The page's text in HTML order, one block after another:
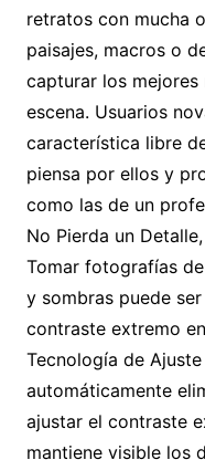
retratos con mucha
paisajes, macros o
capturar los
escena. Usuarios
característica libre
piensa por ellos y
como las de un
No Pierda un
Tomar fotografías
y sombras puede
contraste extremo
Tecnología de
automáticamente
ajustar el contraste
mantiene visible los